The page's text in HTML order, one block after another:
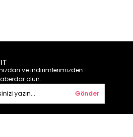
ve indirimlerimizden
olun.
Gönder